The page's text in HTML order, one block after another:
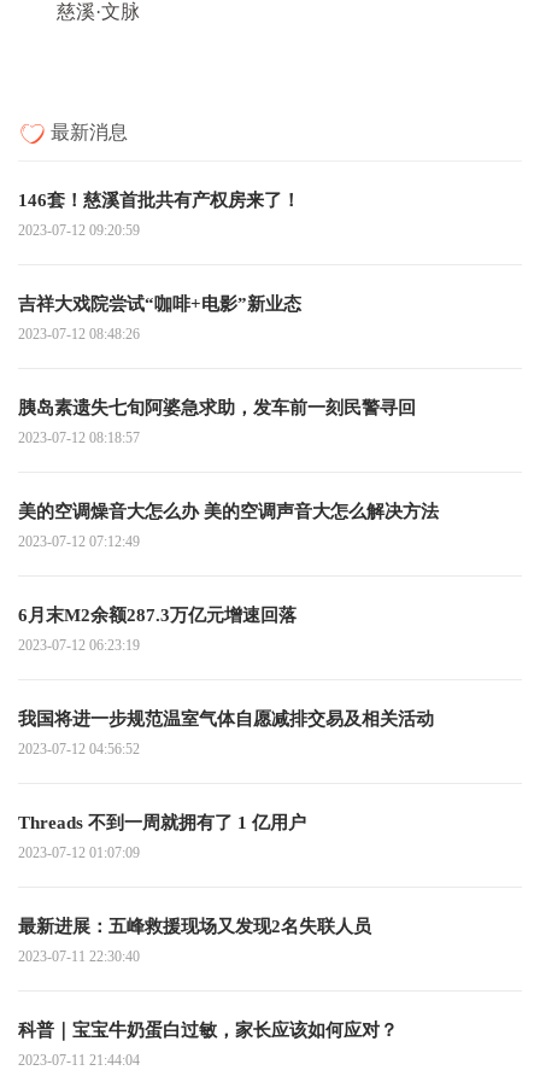
慈溪·文脉
最新消息
146套！慈溪首批共有产权房来了！
2023-07-12 09:20:59
吉祥大戏院尝试“咖啡+电影”新业态
2023-07-12 08:48:26
胰岛素遗失七旬阿婆急求助，发车前一刻民警寻回
2023-07-12 08:18:57
美的空调燥音大怎么办 美的空调声音大怎么解决方法
2023-07-12 07:12:49
6月末M2余额287.3万亿元增速回落
2023-07-12 06:23:19
我国将进一步规范温室气体自愿减排交易及相关活动
2023-07-12 04:56:52
Threads 不到一周就拥有了 1 亿用户
2023-07-12 01:07:09
最新进展：五峰救援现场又发现2名失联人员
2023-07-11 22:30:40
科普｜宝宝牛奶蛋白过敏，家长应该如何应对？
2023-07-11 21:44:04